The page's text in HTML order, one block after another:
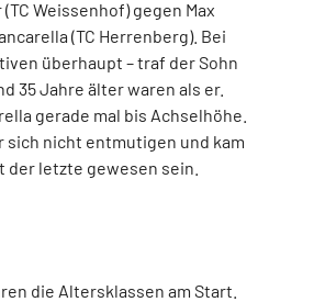
Weissenhof) gegen Max
(TC Herrenberg). Bei
überhaupt – traf der Sohn
35 Jahre älter waren als er.
gerade mal bis Achselhöhe.
sich nicht entmutigen und kam
der letzte gewesen sein.
die Altersklassen am Start.